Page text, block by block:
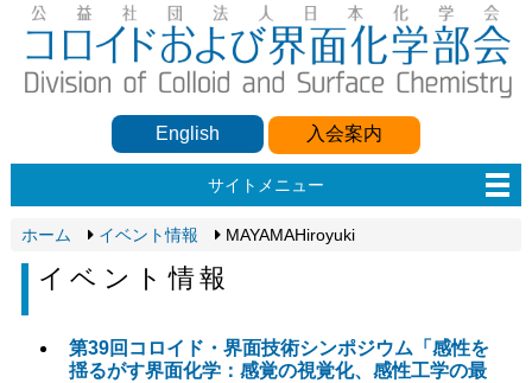
English 入会案内
サイトメニュー
ホーム イベント情報 MAYAMAHiroyuki
イベント情報
第39回コロイド・界面技術シンポジウム「感性を
揺るがす界面化学：感覚の視覚化、感性工学の最